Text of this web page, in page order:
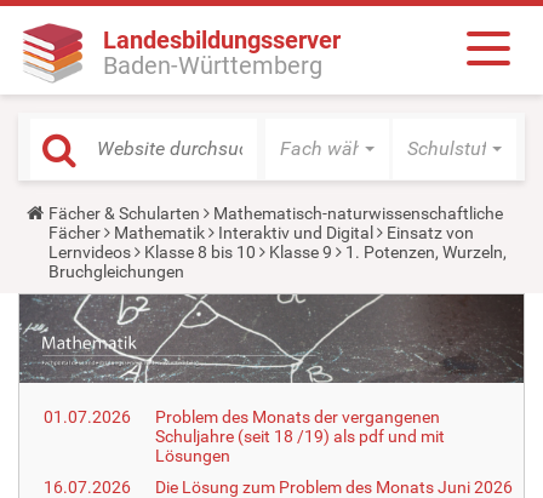
Landesbildungsserver
Baden-Württemberg
Fach wählen Schulstufe
Y
o
u
a
r
e
h
e
r
e
Fächer & Schularten
Mathematisch-naturwissenschaftliche
Fächer
Mathematik Interaktiv und Digital
Einsatz von
Lernvideos
Klasse 8 bis 10 Klasse 9
1. Potenzen, Wurzeln,
Bruchgleichungen
01.07.2026
Problem des Monats der vergangenen
Schuljahre (seit 18 /19) als pdf und mit
Lösungen
16.07.2026
Die Lösung zum Problem des Monats Juni 2026